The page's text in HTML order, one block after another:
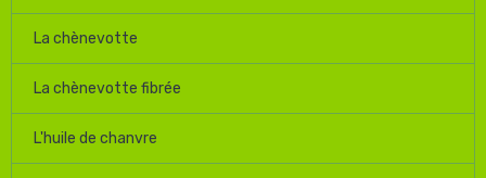
La chènevotte
La chènevotte fibrée
L'huile de chanvre